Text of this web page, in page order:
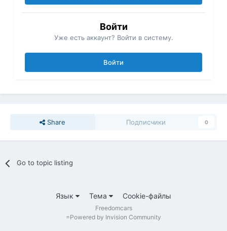
Войти
Уже есть аккаунт? Войти в систему.
Войти
Share Подписчики 0
Go to topic listing
Язык Тема Cookie-файлы
Freedomcars
=Powered by Invision Community